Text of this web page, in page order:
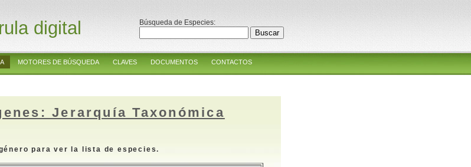
digital Búsqueda de Especies:
MOTORES DE BÚSQUEDA CLAVES DOCUMENTOS CONTACTOS
Jerarquía Taxonómica
para ver la lista de especies.